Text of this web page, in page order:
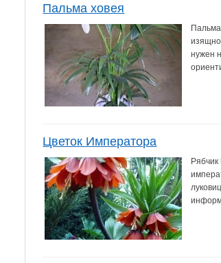
Пальма ховея
нужен
Цветок Императора
Рябчик